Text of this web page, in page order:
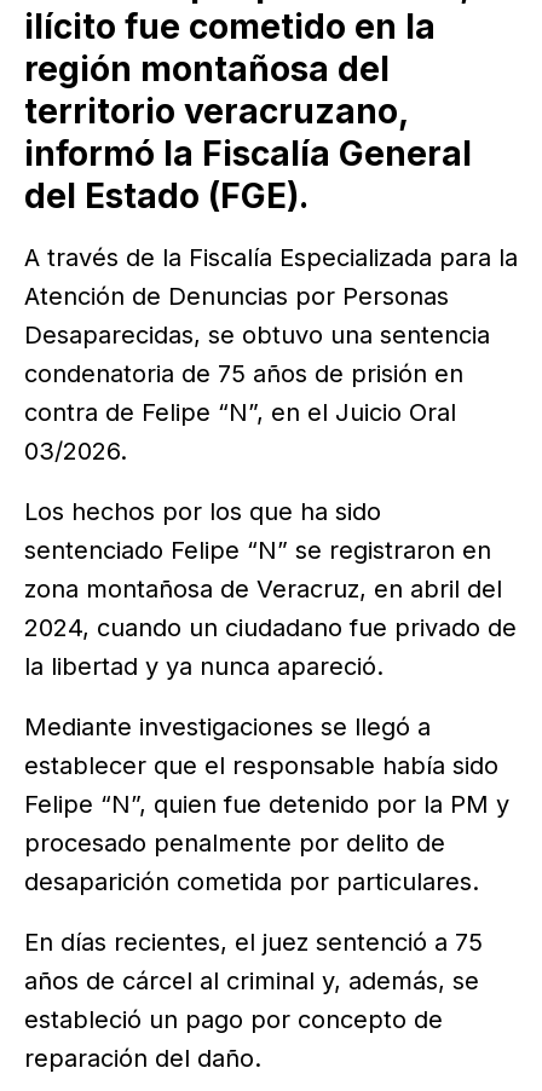
ilícito fue cometido en la
región montañosa del
territorio veracruzano,
informó la Fiscalía General
del Estado (FGE).
A través de la Fiscalía Especializada para la
Atención de Denuncias por Personas
Desaparecidas, se obtuvo una sentencia
condenatoria de 75 años de prisión en
contra de Felipe “N”, en el Juicio Oral
03/2026.
Los hechos por los que ha sido
sentenciado Felipe “N” se registraron en
zona montañosa de Veracruz, en abril del
2024, cuando un ciudadano fue privado de
la libertad y ya nunca apareció.
Mediante investigaciones se llegó a
establecer que el responsable había sido
Felipe “N”, quien fue detenido por la PM y
procesado penalmente por delito de
desaparición cometida por particulares.
En días recientes, el juez sentenció a 75
años de cárcel al criminal y, además, se
estableció un pago por concepto de
reparación del daño.